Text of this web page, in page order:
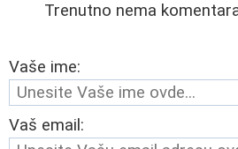
Trenutno nema
Vaše ime:
Vaš email: